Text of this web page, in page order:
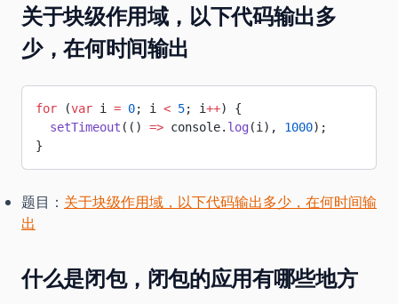
关于块级作用域，以下代码输出多
少，在何时间输出
for (var i = 0; i < 5; i++) {
  setTimeout
(() => console. log(i), 1000);
}
题目： 关于块级作用域，以下代码输出多少，在何时间输
出
什么是闭包，闭包的应用有哪些地方